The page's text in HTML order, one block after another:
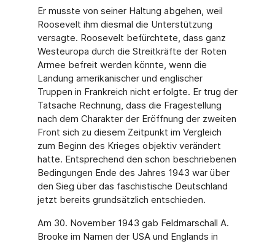
Er musste von seiner Haltung abgehen, weil
Roosevelt ihm diesmal die Unterstützung
versagte. Roosevelt befürchtete, dass ganz
Westeuropa durch die Streitkräfte der Roten
Armee befreit werden könnte, wenn die
Landung amerikanischer und englischer
Truppen in Frankreich nicht erfolgte. Er trug der
Tatsache Rechnung, dass die Fragestellung
nach dem Charakter der Eröffnung der zweiten
Front sich zu diesem Zeitpunkt im Vergleich
zum Beginn des Krieges objektiv verändert
hatte. Entsprechend den schon beschriebenen
Bedingungen Ende des Jahres 1943 war über
den Sieg über das faschistische Deutschland
jetzt bereits grundsätzlich entschieden.
Am 30. November 1943 gab Feldmarschall A.
Brooke im Namen der USA und Englands in